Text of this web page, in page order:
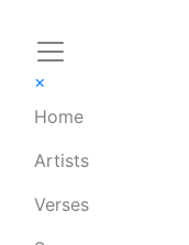
×
Home
Artists
Verses